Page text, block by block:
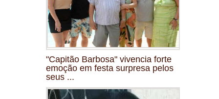
"Capitão Barbosa" vivencia forte
emoção em festa surpresa pelos
seus ...